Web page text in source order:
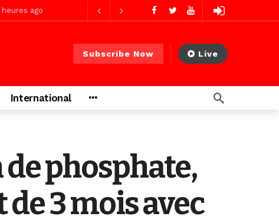
PS) 2 jours ago
Subscribe Now Live
International
phosphate,
3 mois avec